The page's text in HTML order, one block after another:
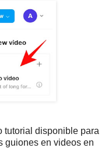
tutorial disponible para
guiones en videos en